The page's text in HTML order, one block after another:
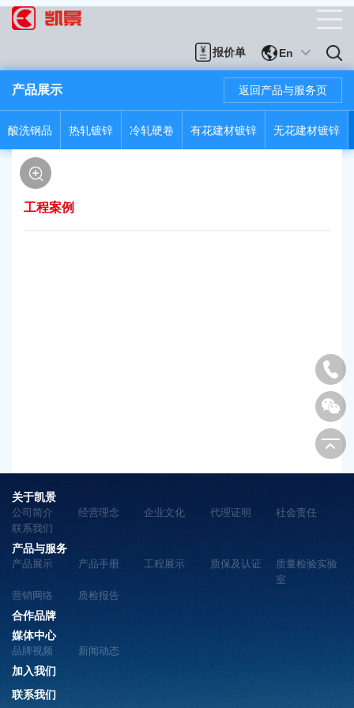
报价单 En
产品展示
酸洗钢品 热轧镀锌 冷轧硬卷 有花建材镀锌 无花建材镀锌
返回产品与服务页
工程案例
关于凯景
公司简介 经营理念 企业文化 代理证明
社会责任
联系我们
产品与服务
产品展示 产品手册 工程展示 质保及认证
质量检验实验
室
营销网络
质检报告
合作品牌
媒体中心
品牌视频 新闻动态
加入我们
联系我们